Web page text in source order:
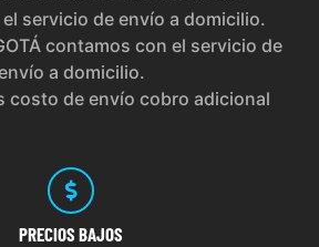
servicio de envío a domicilio.
contamos con el servicio de
a domicilio.
costo de envío cobro adicional
PRECIOS BAJOS